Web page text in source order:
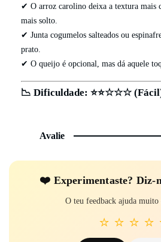
✔ O arroz carolino deixa a textura mais
mais solto.
✔ Junta cogumelos salteados ou
prato.
✔ O queijo é opcional, mas dá aquele
📉 Dificuldade: ⭐⭐☆☆☆
Avalie
❤️ Experi­mentaste? Diz-
O teu feedback ajuda muito
⭐ ⭐ ⭐ ⭐